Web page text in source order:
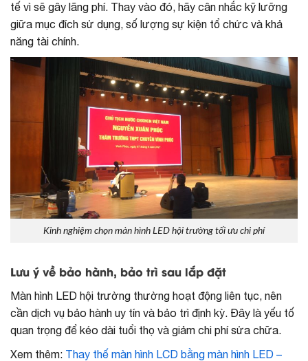
tế vì sẽ gây lãng phí. Thay vào đó, hãy cân nhắc kỹ lưỡng
giữa mục đích sử dụng, số lượng sự kiện tổ chức và khả
năng tài chính.
Kinh nghiệm chọn màn hình LED hội trường tối ưu chi phí
Lưu ý về bảo hành, bảo trì sau lắp đặt
Màn hình LED hội trường thường hoạt động liên tục, nên
cần dịch vụ bảo hành uy tín và bảo trì định kỳ. Đây là yếu tố
quan trọng để kéo dài tuổi thọ và giảm chi phí sửa chữa.
Xem thêm: Thay thế màn hình LCD bằng màn hình LED –